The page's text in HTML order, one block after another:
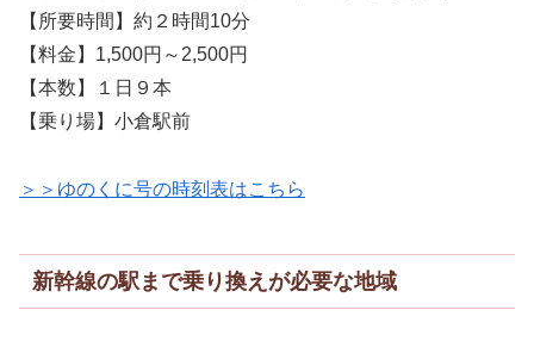
【所要時間】約２時間10分
【料金】1,500円～2,500円
【本数】１日９本
【乗り場】小倉駅前
＞＞ゆのくに号の時刻表はこちら
新幹線の駅まで乗り換えが必要な地域